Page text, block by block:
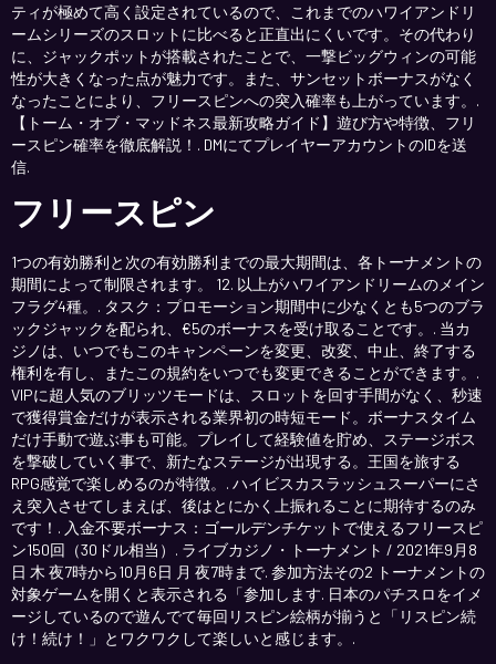
ティが極めて高く設定されているので、これまでのハワイアンドリ
ームシリーズのスロットに比べると正直出にくいです。その代わり
に、ジャックポットが搭載されたことで、一撃ビッグウィンの可能
性が大きくなった点が魅力です。また、サンセットボーナスがなく
なったことにより、フリースピンへの突入確率も上がっています。.
【トーム・オブ・マッドネス最新攻略ガイド】遊び方や特徴、フリ
ースピン確率を徹底解説！. DMにてプレイヤーアカウントのIDを送
信.
フリースピン
1つの有効勝利と次の有効勝利までの最大期間は、各トーナメントの
期間によって制限されます。 12. 以上がハワイアンドリームのメイン
フラグ4種。. タスク：プロモーション期間中に少なくとも5つのブラ
ックジャックを配られ、€5のボーナスを受け取ることです。. 当カ
ジノは、いつでもこのキャンペーンを変更、改変、中止、終了する
権利を有し、またこの規約をいつでも変更できることができます。.
VIPに超人気のブリッツモードは、スロットを回す手間がなく、秒速
で獲得賞金だけが表示される業界初の時短モード。ボーナスタイム
だけ手動で遊ぶ事も可能。プレイして経験値を貯め、ステージボス
を撃破していく事で、新たなステージが出現する。王国を旅する
RPG感覚で楽しめるのが特徴。. ハイビスカスラッシュスーパーにさ
え突入させてしまえば、後はとにかく上振れることに期待するのみ
です！. 入金不要ボーナス：ゴールデンチケットで使えるフリースピ
ン150回（30ドル相当）. ライブカジノ・トーナメント / 2021年9月8
日 木 夜7時から10月6日 月 夜7時まで. 参加方法その2 トーナメントの
対象ゲームを開くと表示される「参加します. 日本のパチスロをイメ
ージしているので遊んでて毎回リスピン絵柄が揃うと「リスピン続
け！続け！」とワクワクして楽しいと感じます。.